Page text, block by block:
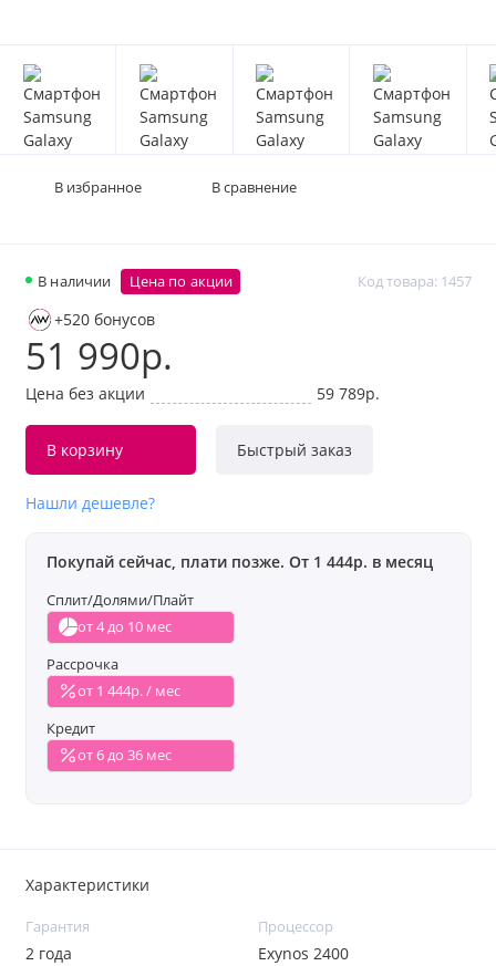
В наличии Код товара: 1457
Цена по акции
+520 бонусов
51 990р.
Цена без акции 59 789р.
В корзину Быстрый заказ
Нашли дешевле?
Покупай сейчас, плати позже. От 1 444р. в месяц
Сплит/Долями/Плайт
от 4 до 10 мес
Рассрочка
от 1 444р. / мес
Кредит
от 6 до 36 мес
В избранное В сравнение
Характеристики
Гарантия
2 года
Процессор
Exynos 2400